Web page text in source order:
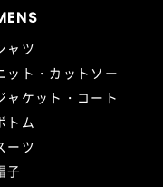
ャツ
ット・カットソー
ャケット・コート
トム
ーツ
子